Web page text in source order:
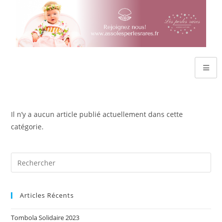
Il n’y a aucun article publié actuellement dans cette
catégorie.
Articles Récents
Tombola Solidaire 2023